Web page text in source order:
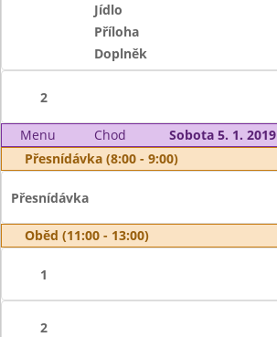
Jídlo
Příloha
Doplněk
2
Menu Chod
Sobota 5. 1. 2019
Přesnídávka (8:00 - 9:00)
Přesnídávka
Oběd (11:00 - 13:00)
1
2